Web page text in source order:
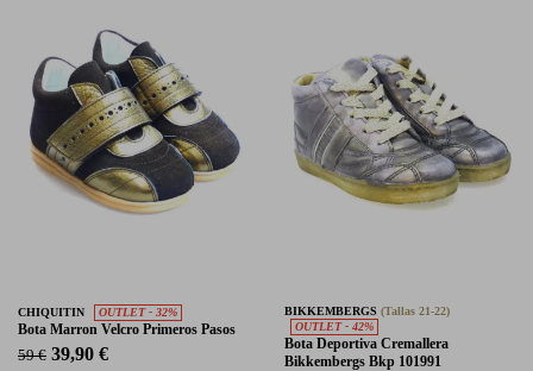
CHIQUITIN OUTLET - 32%
Bota Marron Velcro Primeros Pasos
59 € 39,90 €
BIKKEMBERGS (Tallas 21-22)
OUTLET - 42%
Bota Deportiva Cremallera
Bikkembergs Bkp 101991